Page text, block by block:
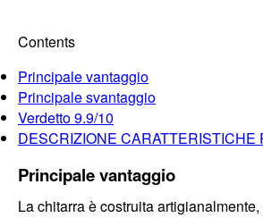
Contents
Principale vantaggio
Principale svantaggio
Verdetto 9.9/10
DESCRIZIONE CARATTERISTICHE
Principale vantaggio
La chitarra è costruita